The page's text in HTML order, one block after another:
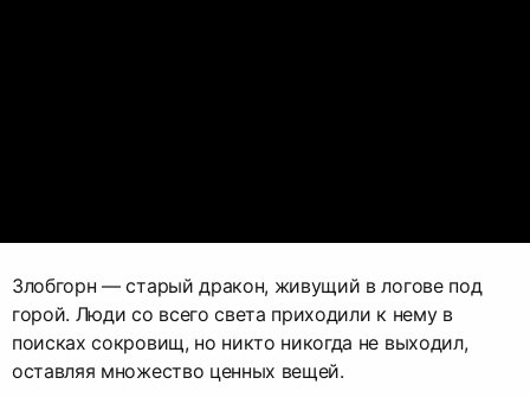
Злобгорн — старый дракон, живущий в логове под
горой. Люди со всего света приходили к нему в
поисках сокровищ, но никто никогда не выходил,
оставляя множество ценных вещей.